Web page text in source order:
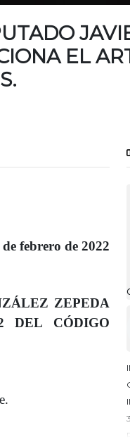
EL
febrero de 2022
ZEPEDA
DEL CÓDIGO